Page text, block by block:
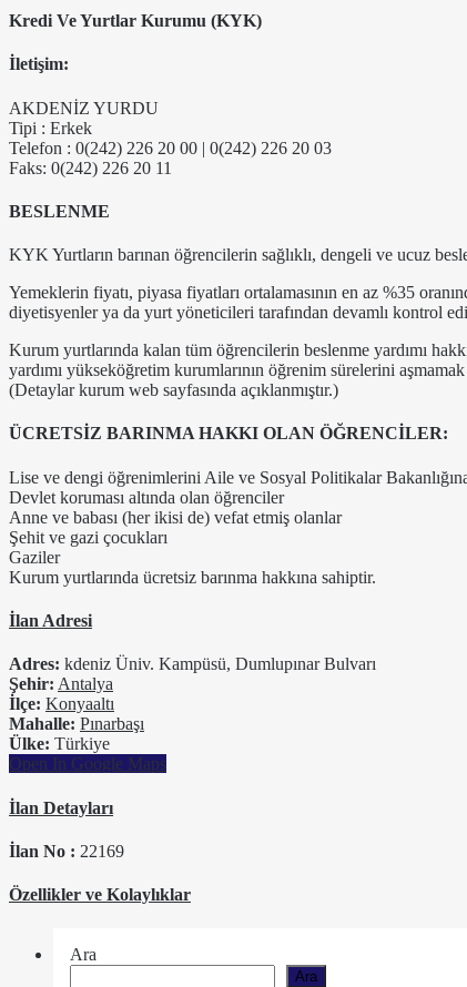
Kredi Ve Yurtlar Kurumu (KYK)
İletişim:
AKDENİZ YURDU
Tipi : Erkek
Telefon : 0(242) 226 20 00 | 0(242) 226 20 03
Faks: 0(242) 226 20 11
BESLENME
KYK Yurtların barınan öğrencilerin sağlıklı, dengeli ve ucuz
Yemeklerin fiyatı, piyasa fiyatları ortalamasının en az %35
diyetisyenler ya da yurt yöneticileri tarafından devamlı kontrol
Kurum yurtlarında kalan tüm öğrencilerin beslenme yardımı
yardımı yükseköğretim kurumlarının öğrenim sürelerini
(Detaylar kurum web sayfasında açıklanmıştır.)
ÜCRETSİZ BARINMA HAKKI OLAN ÖĞRENCİLER:
Lise ve dengi öğrenimlerini Aile ve Sosyal Politikalar
Devlet koruması altında olan öğrenciler
Anne ve babası (her ikisi de) vefat etmiş olanlar
Şehit ve gazi çocukları
Gaziler
Kurum yurtlarında ücretsiz barınma hakkına sahiptir.
İlan Adresi
Adres: kdeniz Üniv. Kampüsü, Dumlupınar Bulvarı
Şehir: Antalya
İlçe: Konyaaltı
Mahalle: Pınarbaşı
Ülke: Türkiye
Open In Google Maps
İlan Detayları
İlan No : 22169
Özellikler ve Kolaylıklar
Ara
Ara